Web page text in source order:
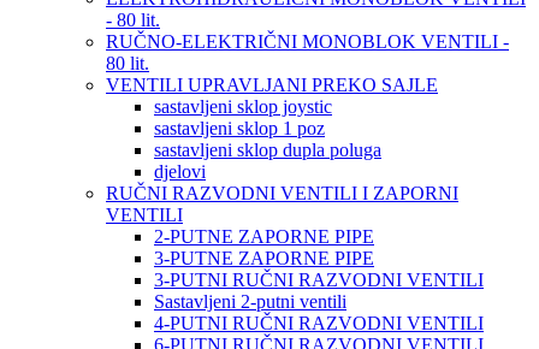
- 80 lit.
RUČNO-ELEKTRIČNI MONOBLOK VENTILI -
80 lit.
VENTILI UPRAVLJANI PREKO SAJLE
sastavljeni sklop joystic
sastavljeni sklop 1 poz
sastavljeni sklop dupla poluga
djelovi
RUČNI RAZVODNI VENTILI I ZAPORNI
VENTILI
2-PUTNE ZAPORNE PIPE
3-PUTNE ZAPORNE PIPE
3-PUTNI RUČNI RAZVODNI VENTILI
Sastavljeni 2-putni ventili
4-PUTNI RUČNI RAZVODNI VENTILI
6-PUTNI RUČNI RAZVODNI VENTILI